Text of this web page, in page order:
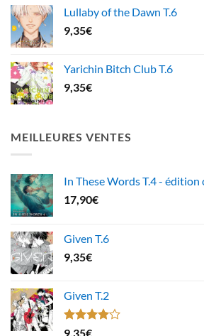
Lullaby of the Dawn T.6
9,35€
Yarichin Bitch Club T.6
9,35€
MEILLEURES VENTES
In These Words T.4 -
17,90€
Given T.6
9,35€
Given T.2
Note
9,35€